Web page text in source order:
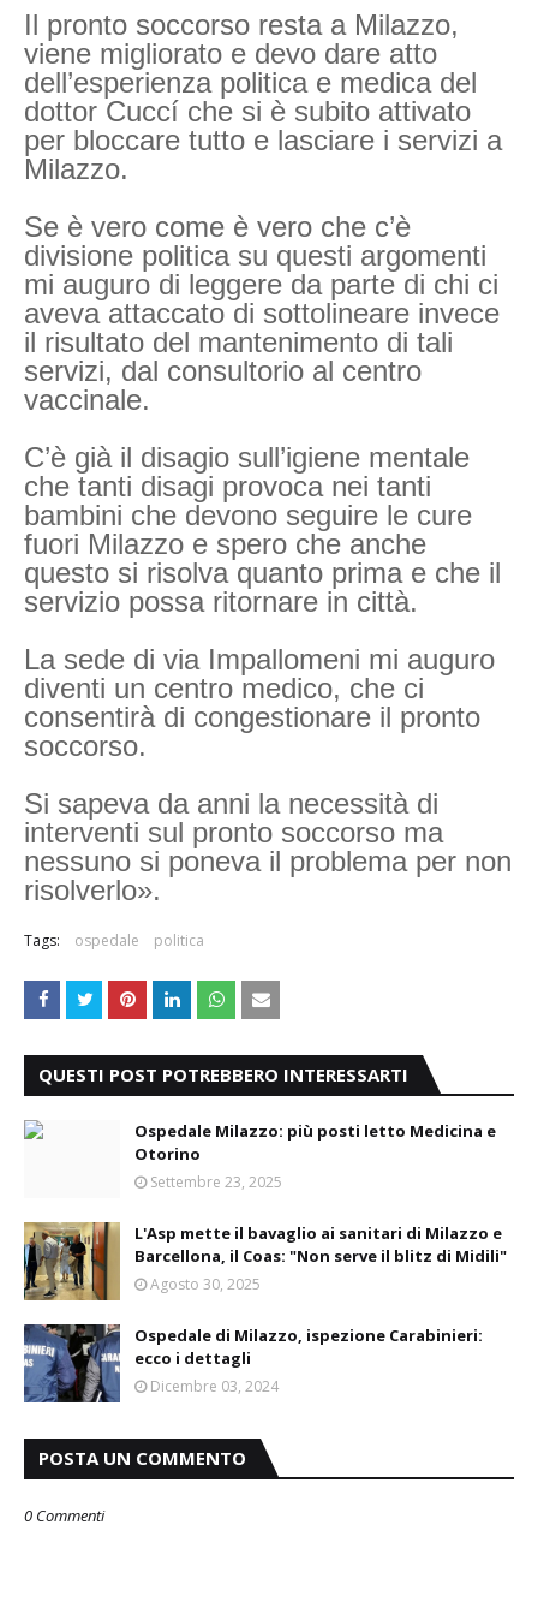
Il pronto soccorso resta a Milazzo,
viene migliorato e devo dare atto
dell’esperienza politica e medica del
dottor Cuccí che si è subito attivato
per bloccare tutto e lasciare i servizi a
Milazzo.
Se è vero come è vero che c’è
divisione politica su questi argomenti
mi auguro di leggere da parte di chi ci
aveva attaccato di sottolineare invece
il risultato del mantenimento di tali
servizi, dal consultorio al centro
vaccinale.
C’è già il disagio sull’igiene mentale
che tanti disagi provoca nei tanti
bambini che devono seguire le cure
fuori Milazzo e spero che anche
questo si risolva quanto prima e che il
servizio possa ritornare in città.
La sede di via Impallomeni mi auguro
diventi un centro medico, che ci
consentirà di congestionare il pronto
soccorso.
Si sapeva da anni la necessità di
interventi sul pronto soccorso ma
nessuno si poneva il problema per non
risolverlo».
Tags: ospedale politica
QUESTI POST POTREBBERO INTERESSARTI
Ospedale Milazzo: più posti letto Medicina e
Otorino
Settembre 23, 2025
L'Asp mette il bavaglio ai sanitari di Milazzo e
Barcellona, il Coas: "Non serve il blitz di Midili"
Agosto 30, 2025
Ospedale di Milazzo, ispezione Carabinieri:
ecco i dettagli
Dicembre 03, 2024
POSTA UN COMMENTO
0 Commenti